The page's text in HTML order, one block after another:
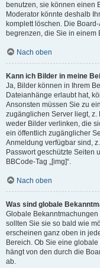
benutzen, sie können einen
Moderator könnte deshalb
komplett löschen. Die
begrenzen, die Sie in einem
Nach oben
Kann ich Bilder in meine
Ja, Bilder können in Ihrem
Dateianhänge erlaubt hat,
Ansonsten müssen Sie zu
zugänglichen Server liegt, z.
weder Bilder verlinken, die
ein öffentlich zugänglicher
Anmeldung verfügbar sind,
Passwort geschützte Seiten
BBCode-Tag „[img]“.
Nach oben
Was sind globale
Globale
sollten Sie sie so bald wie
erscheinen ganz oben in
Bereich. Ob Sie eine
hängt von den durch die
ab.